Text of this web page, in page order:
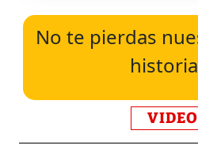
No te pierdas